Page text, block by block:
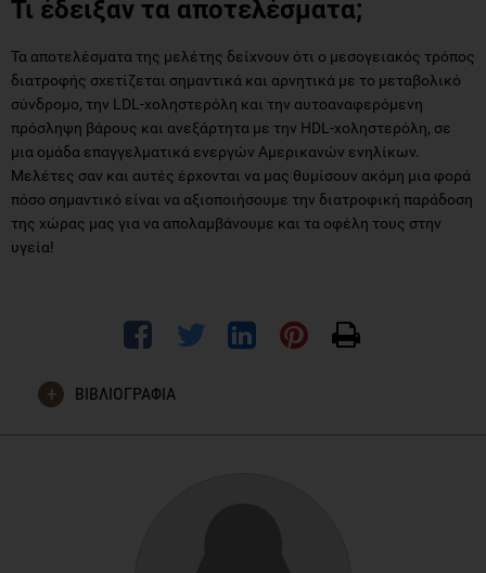
Τι έδειξαν τα αποτελέσματα;
Τα αποτελέσματα της μελέτης δείχνουν ότι ο μεσογειακός τρόπος
διατροφής σχετίζεται σημαντικά και αρνητικά με το μεταβολικό
σύνδρομο, την LDL-χοληστερόλη και την αυτοαναφερόμενη
πρόσληψη βάρους και ανεξάρτητα με την HDL-χοληστερόλη, σε
μια ομάδα επαγγελματικά ενεργών Αμερικανών ενηλίκων.
Μελέτες σαν και αυτές έρχονται να μας θυμίσουν ακόμη μια φορά
πόσο σημαντικό είναι να αξιοποιήσουμε την διατροφική παράδοση
της χώρας μας για να απολαμβάνουμε και τα οφέλη τους στην
υγεία!
ΒΙΒΛΙΟΓΡΑΦΙΑ